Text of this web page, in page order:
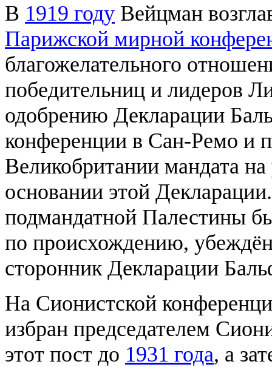
В 1919 году Вейцман
Парижской мирной
благожелательного
победительниц и лидеров
одобрению Декларации
конференции в Сан-Ремо и
Великобритании мандата
основании этой
подмандатной Палестины
по происхождению,
сторонник Декларации
На Сионистской
избран председателем
этот пост до 1931 года, а